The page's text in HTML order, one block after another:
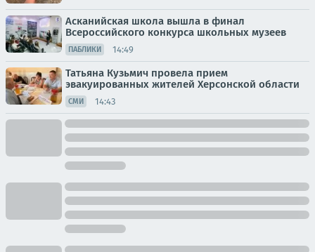
Асканийская школа вышла в финал
Всероссийского конкурса школьных музеев
ПАБЛИКИ 14:49
Татьяна Кузьмич провела прием
эвакуированных жителей Херсонской области
СМИ 14:43